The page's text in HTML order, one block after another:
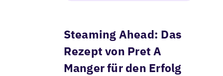
Steaming Ahead: Das
Rezept von Pret A
Manger für den Erfolg